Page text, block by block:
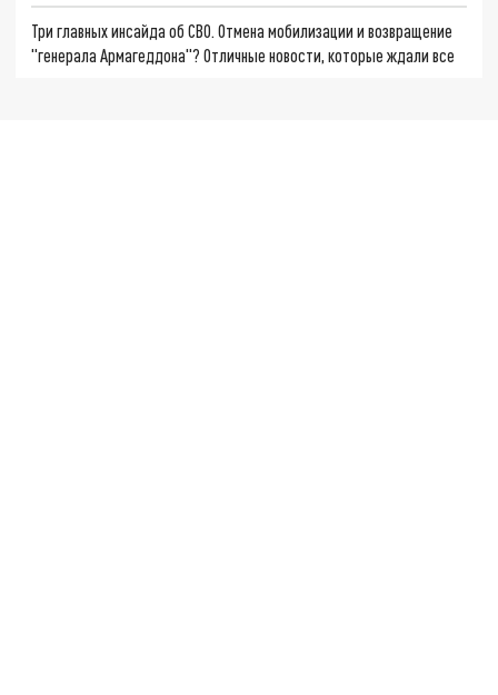
Три главных инсайда об СВО. Отмена мобилизации и возвращение
"генерала Армагеддона"? Отличные новости, которые ждали все